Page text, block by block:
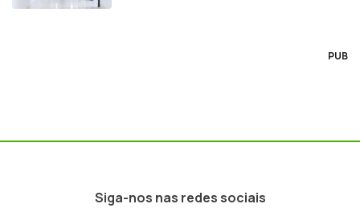
PUB
Siga-nos nas redes sociais